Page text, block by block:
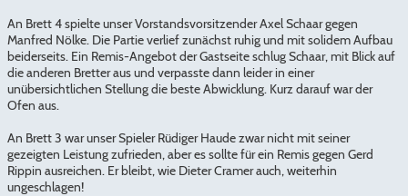
An Brett 4 spielte unser Vorstandsvorsitzender Axel Schaar gegen
Manfred Nölke. Die Partie verlief zunächst ruhig und mit solidem Aufbau
beiderseits. Ein Remis-Angebot der Gastseite schlug Schaar, mit Blick auf
die anderen Bretter aus und verpasste dann leider in einer
unübersichtlichen Stellung die beste Abwicklung. Kurz darauf war der
Ofen aus.
An Brett 3 war unser Spieler Rüdiger Haude zwar nicht mit seiner
gezeigten Leistung zufrieden, aber es sollte für ein Remis gegen Gerd
Rippin ausreichen. Er bleibt, wie Dieter Cramer auch, weiterhin
ungeschlagen!